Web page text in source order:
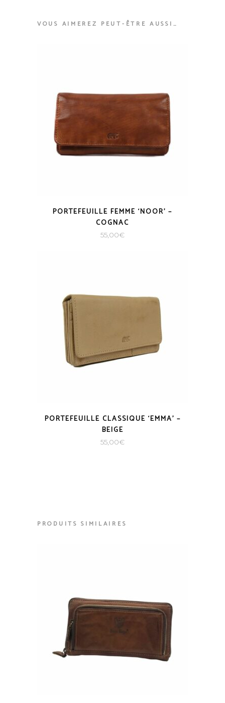
VOUS AIMEREZ PEUT-ÊTRE AUSSI…
PORTEFEUILLE FEMME ‘NOOR’ –
COGNAC
55,00€
PORTEFEUILLE CLASSIQUE ‘EMMA’ –
BEIGE
55,00€
PRODUITS SIMILAIRES